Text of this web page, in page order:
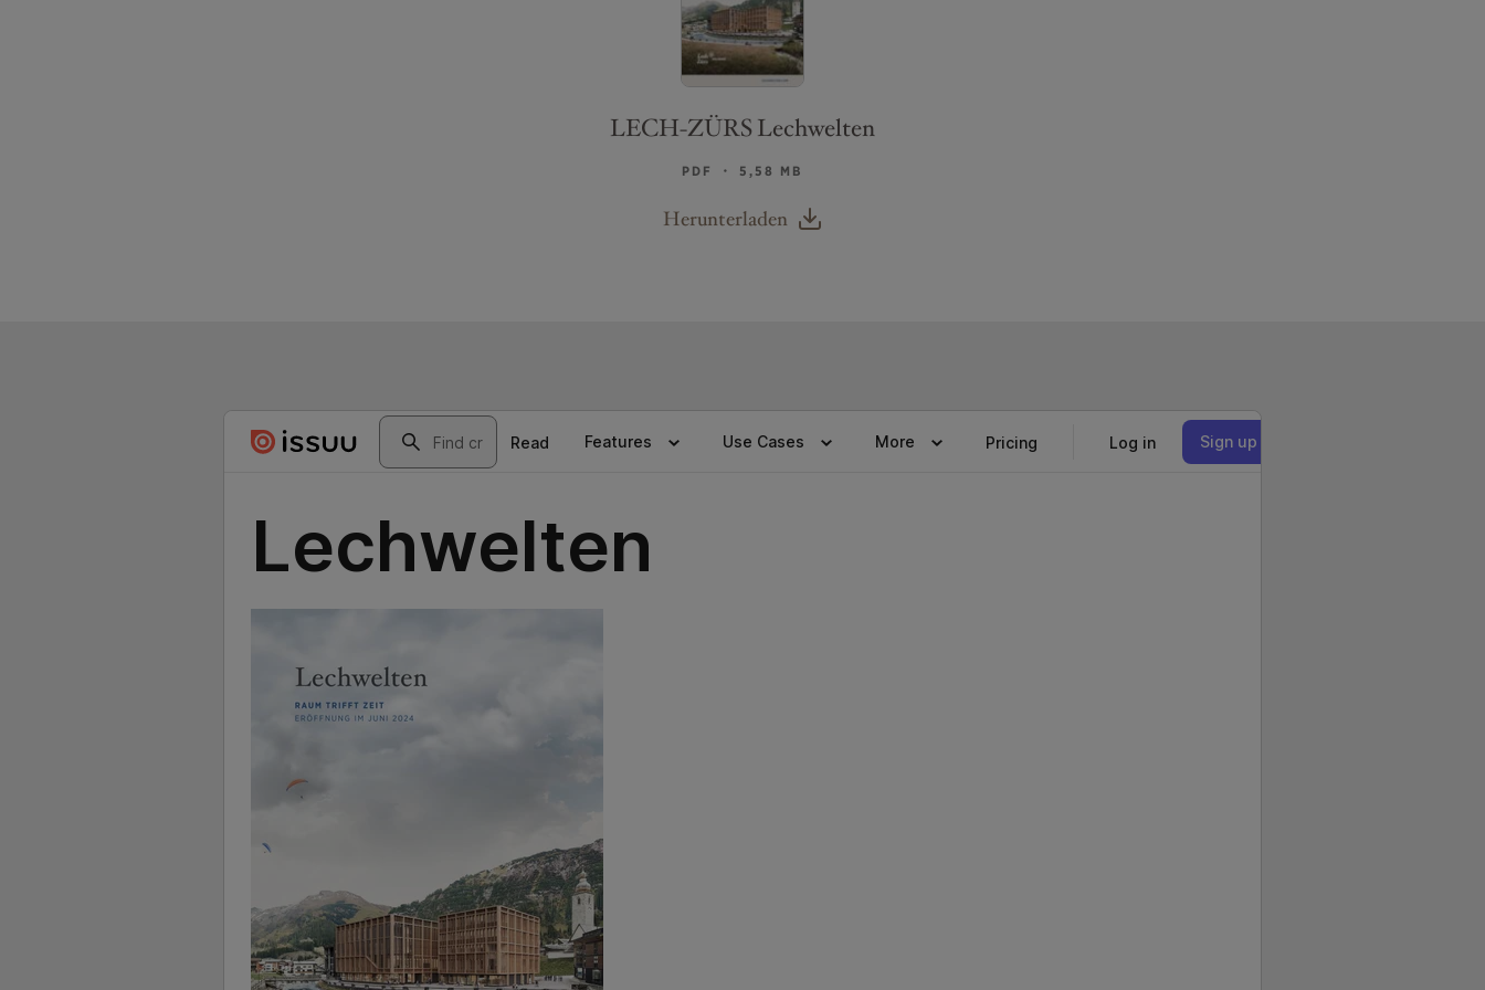
LECH-ZÜRS Lechwelten
PDF ・ 5,58 MB
Herunterladen